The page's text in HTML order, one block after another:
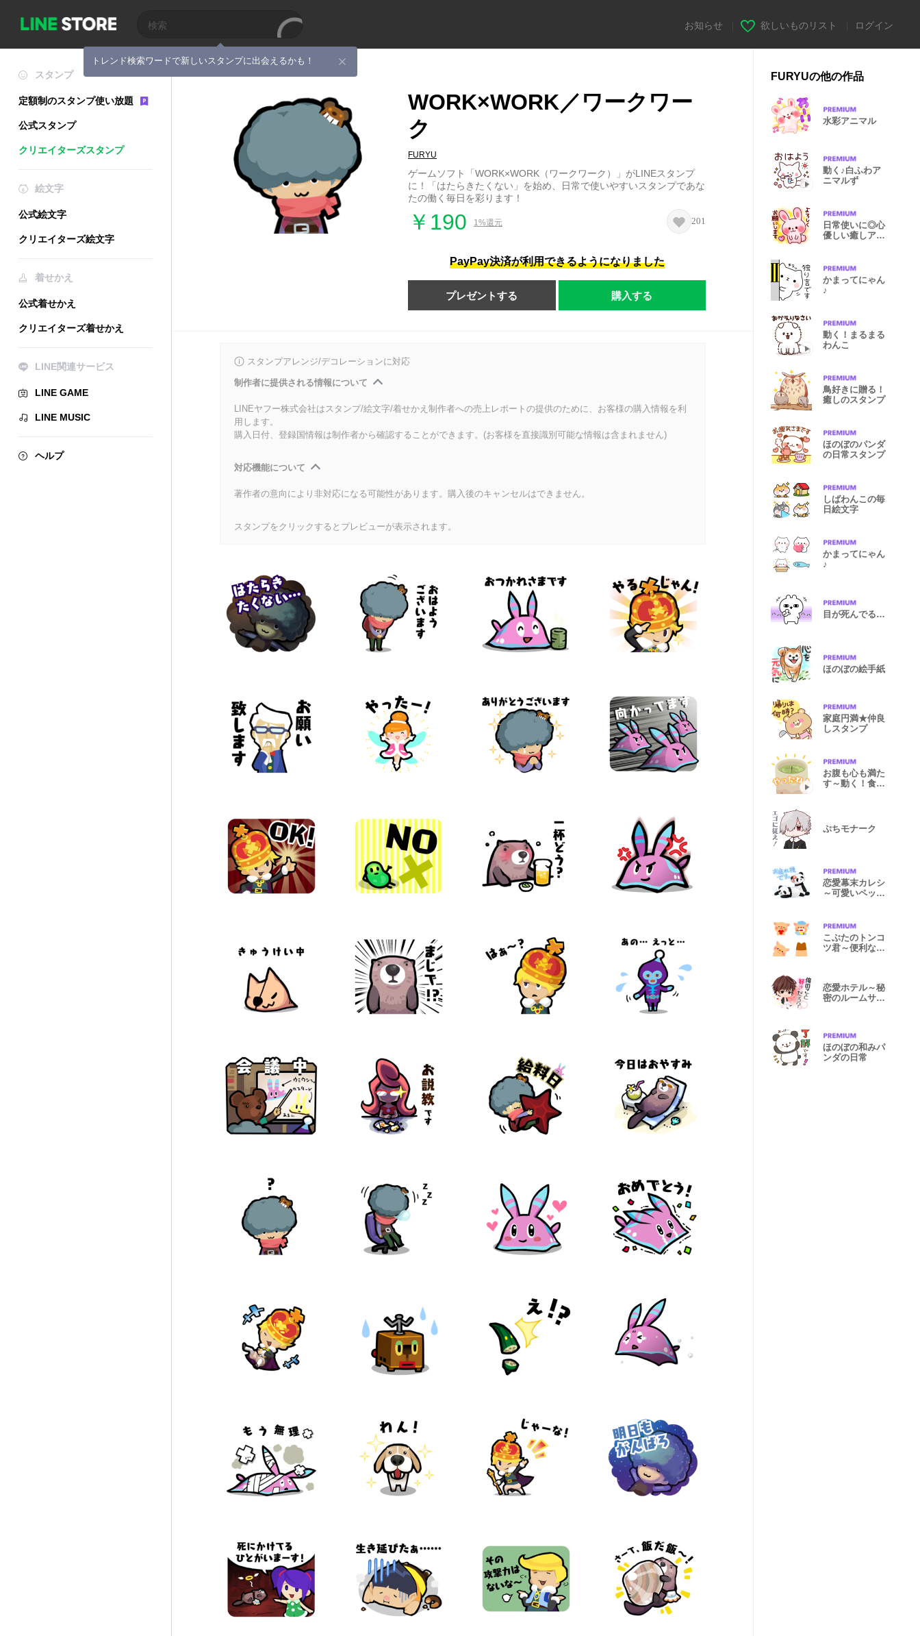
トレンド検索ワードで新しいスタンプに出会えるかも！
お知らせ 欲しいものリスト ログイン
スタンプ
定額制のスタンプ使い放題
公式スタンプ
クリエイターズスタンプ
絵文字
公式絵文字
クリエイターズ絵文字
着せかえ
公式着せかえ
クリエイターズ着せかえ
LINE関連サービス
LINE GAME
LINE MUSIC
ヘルプ
WORK×WORK／ワークワー
ク
FURYU
ゲームソフト「WORK×WORK（ワークワーク）」がLINEスタンプ
に！「はたらきたくない」を始め、日常で使いやすいスタンプであな
たの働く毎日を彩ります！
￥190 1%還元 201
PayPay決済が利用できるようになりました
プレゼントする 購入する
スタンプアレンジ/デコレーションに対応
制作者に提供される情報について
LINEヤフー株式会社はスタンプ/絵文字/着せかえ制作者への売上レポートの提供のために、お客様の購入情報を利
用します。
購入日付、登録国情報は制作者から確認することができます。(お客様を直接識別可能な情報は含まれません)
対応機能について
著作者の意向により非対応になる可能性があります。購入後のキャンセルはできません。
スタンプをクリックするとプレビューが表示されます。
FURYUの他の作品
水彩アニマル
動く♪白ふわア
ニマルず
日常使いに◎心
優しい癒しアニ
かまってにゃん
♪
動く！まるまる
わんこ
鳥好きに贈る！
癒しのスタンプ
ほのぼのパンダ
の日常スタンプ
しばわんこの毎
日絵文字
かまってにゃん
♪
目が死んでる…
ほのぼの絵手紙
家庭円満★仲良
しスタンプ
お腹も心も満た
す～動く！食べ
ぷちモナーク
恋愛幕末カレシ
～可愛いペット
こぶたのトンコ
ツ君～便利な絵
恋愛ホテル～秘
密のルームサー
ほのぼの和みパ
ンダの日常